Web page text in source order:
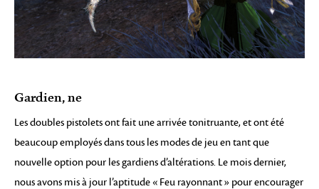
Gardien, ne
Les doubles pistolets ont fait une arrivée tonitruante, et ont été
beaucoup employés dans tous les modes de jeu en tant que
nouvelle option pour les gardiens d’altérations. Le mois dernier,
nous avons mis à jour l’aptitude « Feu rayonnant » pour encourager